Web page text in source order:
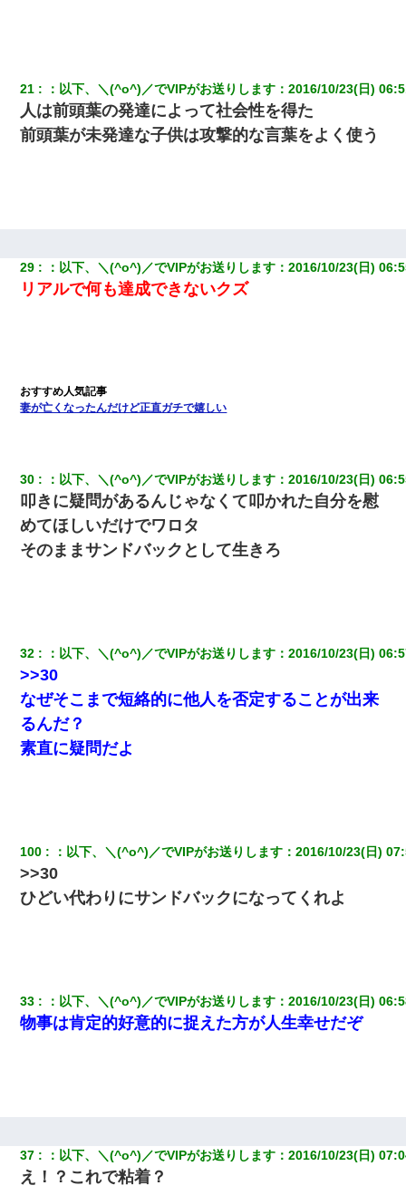
21 ： 以下、＼(^o^)／でVIPがお送りします ：2016/10/23(日)
人は前頭葉の発達によって社会性を得た
前頭葉が未発達な子供は攻撃的な言葉をよく使う
29 ： 以下、＼(^o^)／でVIPがお送りします ：2016/10/23(日)
リアルで何も達成できないクズ
妻が亡くなったんだけど正直ガチで嬉しい
30 ： 以下、＼(^o^)／でVIPがお送りします ：2016/10/23(日)
叩きに疑問があるんじゃなくて叩かれた自分を慰
めてほしいだけでワロタ
そのままサンドバックとして生きろ
32 ： 以下、＼(^o^)／でVIPがお送りします ：2016/10/23(日)
>>30
なぜそこまで短絡的に他人を否定することが出来
るんだ？
素直に疑問だよ
100 ： 以下、＼(^o^)／でVIPがお送りします ：2016/10/23(日)
>>30
ひどい代わりにサンドバックになってくれよ
33 ： 以下、＼(^o^)／でVIPがお送りします ：2016/10/23(日)
物事は肯定的好意的に捉えた方が人生幸せだぞ
37 ： 以下、＼(^o^)／でVIPがお送りします ：2016/10/23(日)
え！？これで粘着？